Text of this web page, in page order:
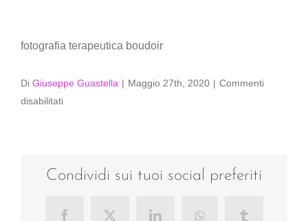
fotografia terapeutica boudoir
Di Giuseppe Guastella | Maggio 27th, 2020 | Commenti
disabilitatisu
Condividi sui tuoi social preferiti